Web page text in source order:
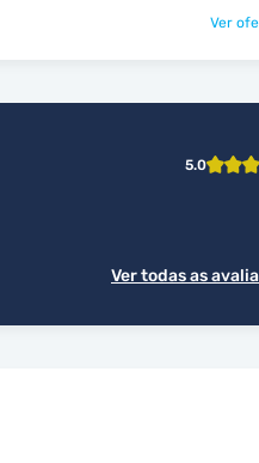
Ver
5.0
Ver todas as